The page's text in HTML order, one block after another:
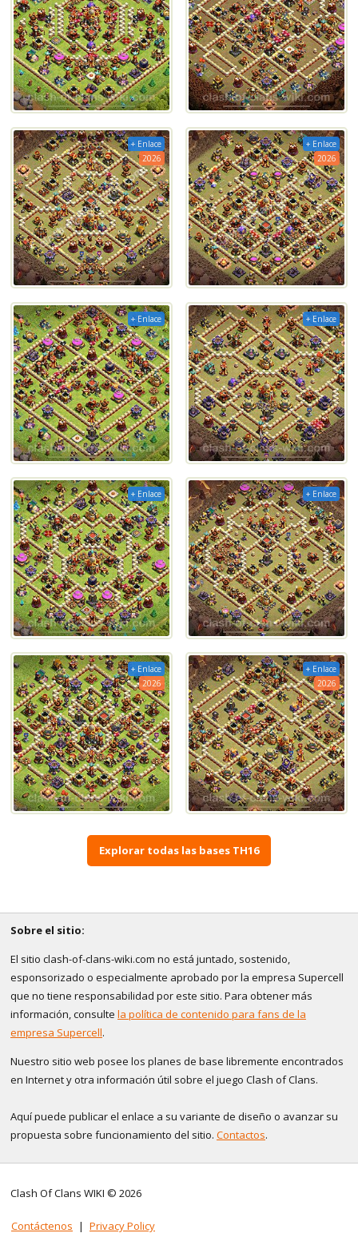
+ Enlace
2026
+ Enlace
2026
+ Enlace + Enlace
+ Enlace + Enlace
+ Enlace
2026
+ Enlace
2026
Explorar todas las bases TH16
Sobre el sitio:
El sitio clash-of-clans-wiki.com no está juntado, sostenido,
esponsorizado o especialmente aprobado por la empresa Supercell
que no tiene responsabilidad por este sitio. Para obtener más
información, consulte la política de contenido para fans de la
empresa Supercell.
Nuestro sitio web posee los planes de base libremente encontrados
en Internet y otra información útil sobre el juego Clash of Clans.
Aquí puede publicar el enlace a su variante de diseño o avanzar su
propuesta sobre funcionamiento del sitio. Contactos.
Clash Of Clans WIKI © 2026
Contáctenos | Privacy Policy